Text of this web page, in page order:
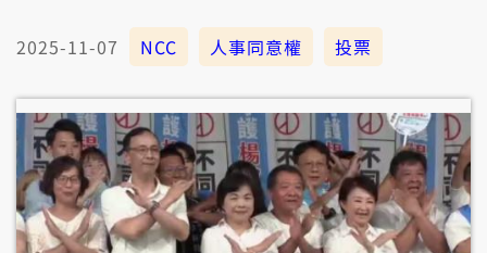
2025-11-07 NCC 人事同意權 投票